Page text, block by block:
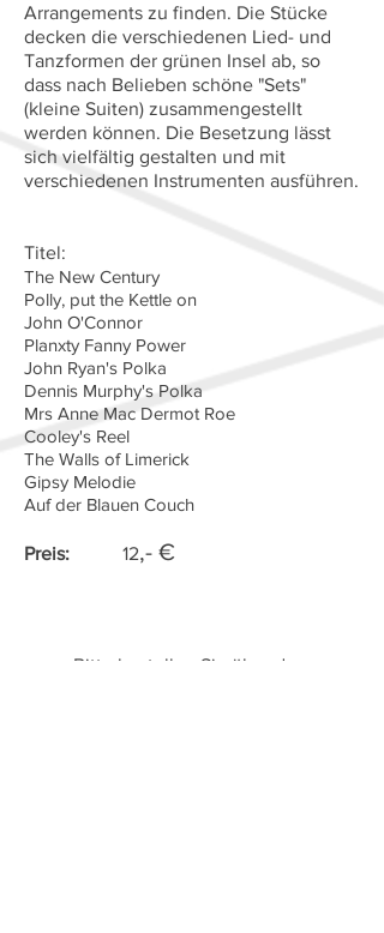
Arrangements zu finden. Die Stücke
decken die verschiedenen Lied- und
Tanzformen der grünen Insel ab, so
dass nach Belieben schöne "Sets"
(kleine Suiten) zusammengestellt
werden können. Die Besetzung lässt
sich vielfältig gestalten und mit
verschiedenen Instrumenten ausführen.
Titel:
The New Century
Polly, put the Kettle on
John O'Connor
Planxty Fanny Power
John Ryan's Polka
Dennis Murphy's Polka
Mrs Anne Mac Dermot Roe
Cooley's Reel
The Walls of Limerick
Gipsy Melodie
Auf der Blauen Couch
Preis: 12,- €
Bitte bestellen Sie über das